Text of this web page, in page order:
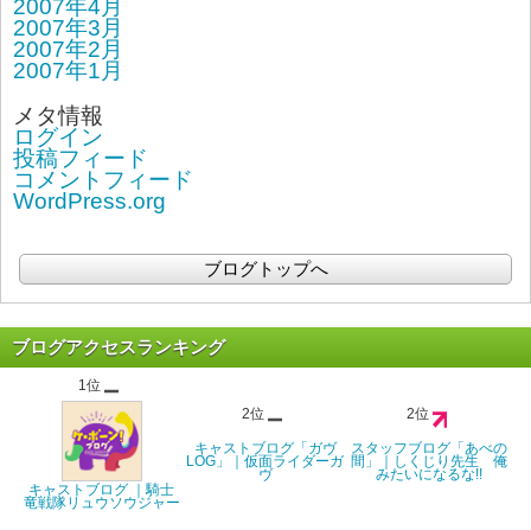
2007年4月
2007年3月
2007年2月
2007年1月
メタ情報
ログイン
投稿フィード
コメントフィード
WordPress.org
ブログトップへ
ブログアクセスランキング
1位
キャストブログ ｜騎士
竜戦隊リュウソウジャー
2位
キャストブログ「ガヴ
LOG」｜仮面ライダーガ
ヴ
2位
スタッフブログ「あべの
間」｜しくじり先生 俺
みたいになるな!!